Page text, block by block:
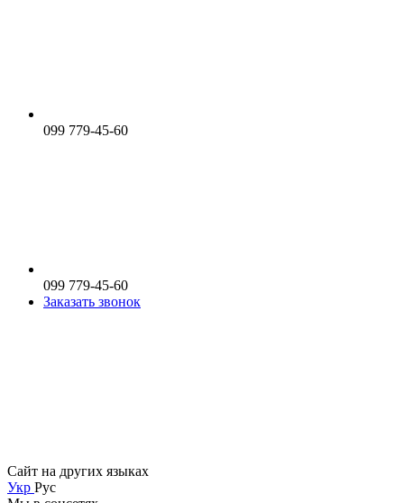
099 779-45-60
099 779-45-60
Заказать звонок
Сайт на других языках
Укр Рус